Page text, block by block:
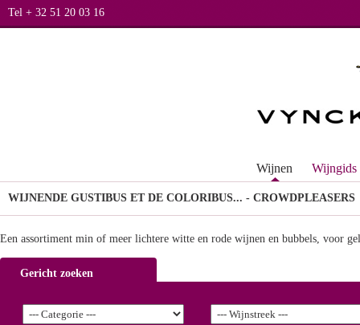
Tel + 32 51 20 03 16
Wijnen Wijngids
WIJNENDE GUSTIBUS ET DE COLORIBUS... - CROWDPLEASERS
Een assortiment min of meer lichtere witte en rode wijnen en bubbels, voor
Gericht zoeken